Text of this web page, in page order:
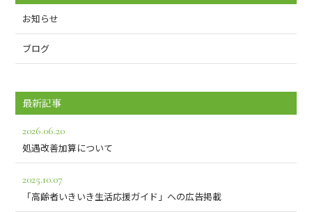
お知らせ
ブログ
最新記事
2026.06.20
処遇改善加算について
2025.10.07
「高齢者いきいき生活応援ガイド」への広告掲載